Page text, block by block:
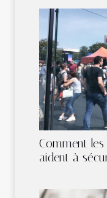
Comment
aident à